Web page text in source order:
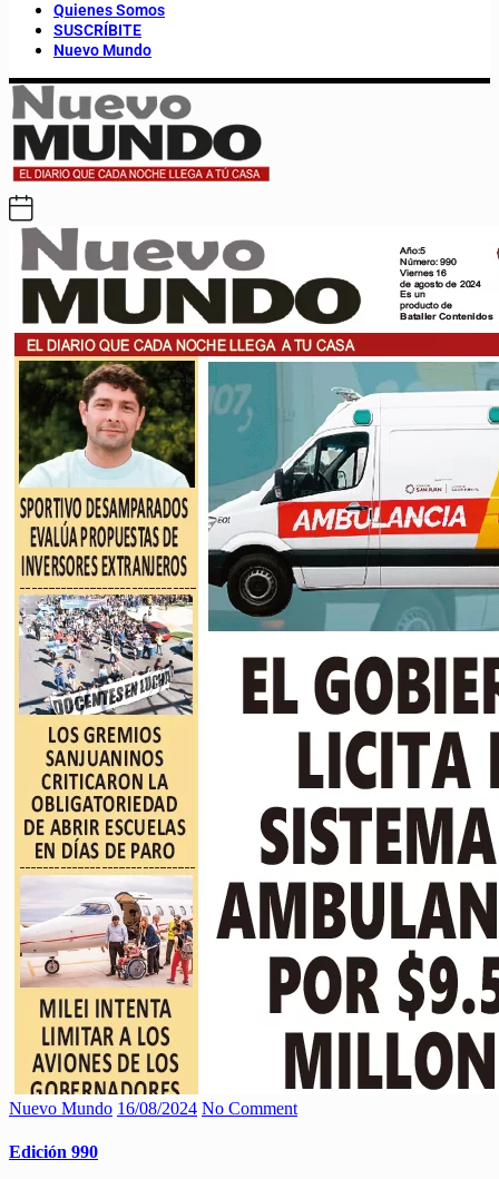
Quienes Somos
SUSCRÍBITE
Nuevo Mundo
Nuevo Mundo 16/08/2024 No Comment
Edición 990